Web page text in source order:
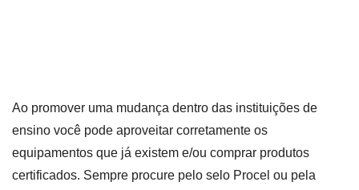
Ao promover uma mudança dentro das instituições de
ensino você pode aproveitar corretamente os
equipamentos que já existem e/ou comprar produtos
certificados. Sempre procure pelo selo Procel ou pela